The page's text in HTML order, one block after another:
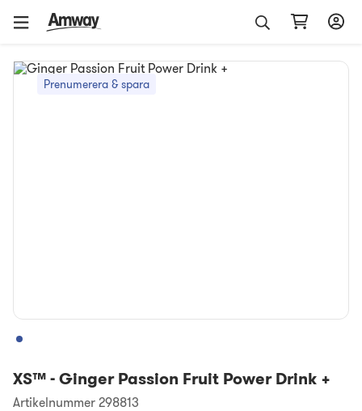
Prenumerera & spara
XS™-Ginger Passion Fruit Power Drink +
Artikelnummer 298813